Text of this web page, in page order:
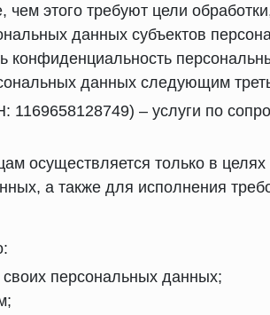
этого требуют цели
данных субъектов
данных следующим
– услуги по
осуществляется только в
а также для исполнения
персональных данных;